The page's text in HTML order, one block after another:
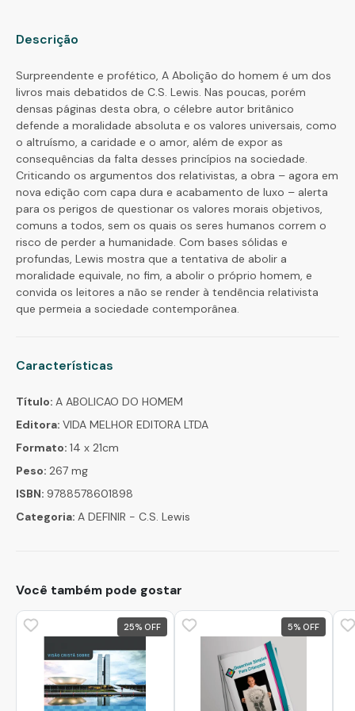
Descrição
Surpreendente e profético, A Abolição do homem é um dos
livros mais debatidos de C.S. Lewis. Nas poucas, porém
densas páginas desta obra, o célebre autor britânico
defende a moralidade absoluta e os valores universais, como
o altruísmo, a caridade e o amor, além de expor as
consequências da falta desses princípios na sociedade.
Criticando os argumentos dos relativistas, a obra – agora em
nova edição com capa dura e acabamento de luxo – alerta
para os perigos de questionar os valores morais objetivos,
comuns a todos, sem os quais os seres humanos correm o
risco de perder a humanidade. Com bases sólidas e
profundas, Lewis mostra que a tentativa de abolir a
moralidade equivale, no fim, a abolir o próprio homem, e
convida os leitores a não se render à tendência relativista
que permeia a sociedade contemporânea.
Características
Título: A ABOLICAO DO HOMEM
Editora: VIDA MELHOR EDITORA LTDA
Formato: 14 x 21cm
Peso: 267 mg
ISBN: 9788578601898
Categoria: A DEFINIR - C.S. Lewis
Você também pode gostar
25% 5%